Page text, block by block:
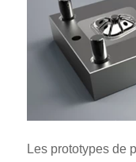
Les prototypes de